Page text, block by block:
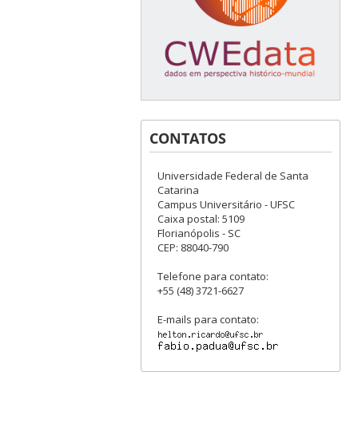
CONTATOS
Universidade Federal de Santa
Catarina
Campus Universitário - UFSC
Caixa postal: 5109
Florianópolis - SC
CEP: 88040-790
Telefone para contato:
+55 (48) 3721-6627
E-mails para contato: